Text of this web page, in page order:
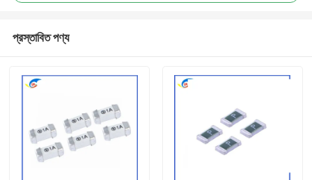
প্রস্তাবিত পণ্য